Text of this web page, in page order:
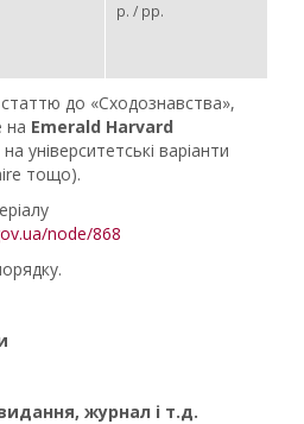
p. / pp.
до «Сходознавства»,
на Emerald Harvard
університетські варіанти
тощо).
node/868
журнал і т.д.